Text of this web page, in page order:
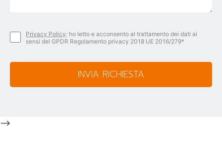
Privacy Policy: ho letto e acconsento al trattamento dei dati ai
sensi del GPDR Regolamento privacy 2018 UE 2016/279*
INVIA RICHIESTA
-->